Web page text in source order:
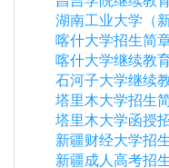
湖南工业大学（
喀什大学招生简
喀什大学继续教
石河子大学继续
塔里木大学招生
塔里木大学函授
新疆财经大学招
新疆成人高考招